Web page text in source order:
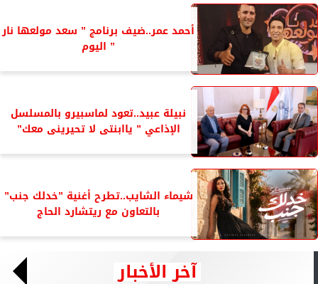
أحمد عمر..ضيف برنامج ” سعد مولعها نار
” اليوم
نبيلة عبيد..تعود لماسبيرو بالمسلسل
الإذاعي ” ياابنتى لا تحيرينى معك”
شيماء الشايب..تطرح أغنية ”خدلك جنب”
بالتعاون مع ريتشارد الحاج
آخر الأخبار